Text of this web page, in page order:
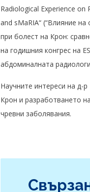
Radiological Experience on
and sMaRIA“ (“Влияние на
при болест на Крон:
на годишния конгрес на
абдоминалната
Научните интереси на д-
Крон и разработването
чревни заболявания.